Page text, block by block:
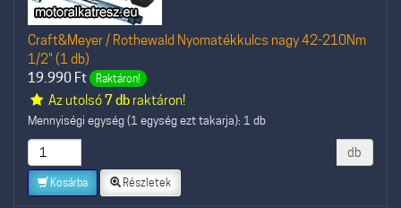
Craft&Meyer / Rothewald Nyomatékkulcs nagy 42-210Nm
1/2" (1 db)
19.990 Ft Raktáron!
Az utolsó7 dbraktáron!
Mennyiségi egység (1 egység ezt takarja): 1 db
db
Kosárba Részletek